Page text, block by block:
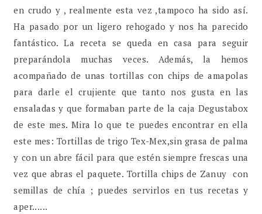
en crudo y , realmente esta vez ,tampoco ha sido así.
Ha pasado por un ligero rehogado y nos ha parecido
fantástico. La receta se queda en casa para seguir
preparándola muchas veces. Además, la hemos
acompañado de unas tortillas con chips de amapolas
para darle el crujiente que tanto nos gusta en las
ensaladas y que formaban parte de la caja Degustabox
de este mes. Mira lo que te puedes encontrar en ella
este mes: Tortillas de trigo Tex-Mex,sin grasa de palma
y con un abre fácil para que estén siempre frescas una
vez que abras el paquete. Tortilla chips de Zanuy con
semillas de chía ; puedes servirlos en tus recetas y
aper......